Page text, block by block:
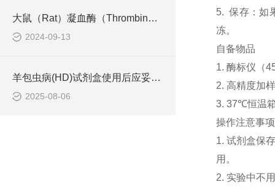
大鼠（Rat）凝血酶（Thrombin） ELISA检测试剂盒工作原理
2024-09-13
羊包虫病(HD)试剂盒使用后应妥善处理废弃物
2025-08-06
5. 保存：如
冻。
自备物品
1. 酶标仪（
2. 高精度加
3. 37℃恒温
操作注意事项
1. 试剂盒保
用。
2. 实验中不